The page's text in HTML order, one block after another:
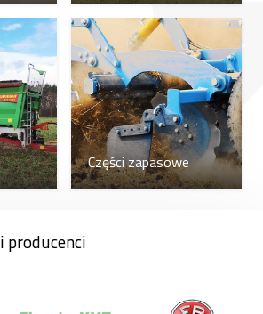
– bez nawożenia lub z
dwóch roślin (indywidualna
głębokości siewu) z nawożeniem.
siewu pasowego siewnikami
około 20 cm. Praktyka
zawsze konieczne jest stosowanie
głębokość, możliwe jest
gleby, ale również wyższe
wnikają w taką warstwę, wzrost w
Części zapasowe
producenci